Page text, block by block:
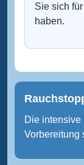
Sie sich
haben.
Die intensive
Vorbereitung